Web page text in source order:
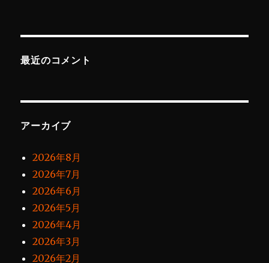
最近のコメント
アーカイブ
2026年8月
2026年7月
2026年6月
2026年5月
2026年4月
2026年3月
2026年2月